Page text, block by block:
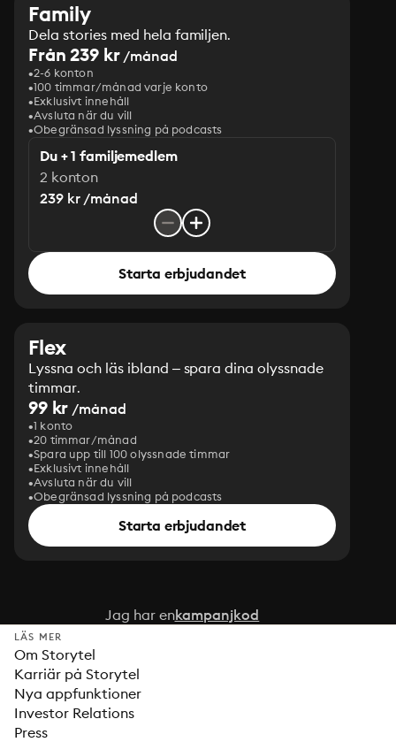
Family
Dela stories med hela familjen.
Från 239 kr/månad
2-6 konton
100 timmar/månad varje konto
Exklusivt innehåll
Avsluta när du vill
Obegränsad lyssning på podcasts
Du + 1 familjemedlem
2 konton
239 kr /månad
Starta erbjudandet
Flex
Lyssna och läs ibland – spara dina olyssnade
timmar.
99 kr /månad
1 konto
20 timmar/månad
Spara upp till 100 olyssnade timmar
Exklusivt innehåll
Avsluta när du vill
Obegränsad lyssning på podcasts
Starta erbjudandet
Jag har enkampanjkod
LÄS MER
Om Storytel
Karriär på Storytel
Nya appfunktioner
Investor Relations
Press